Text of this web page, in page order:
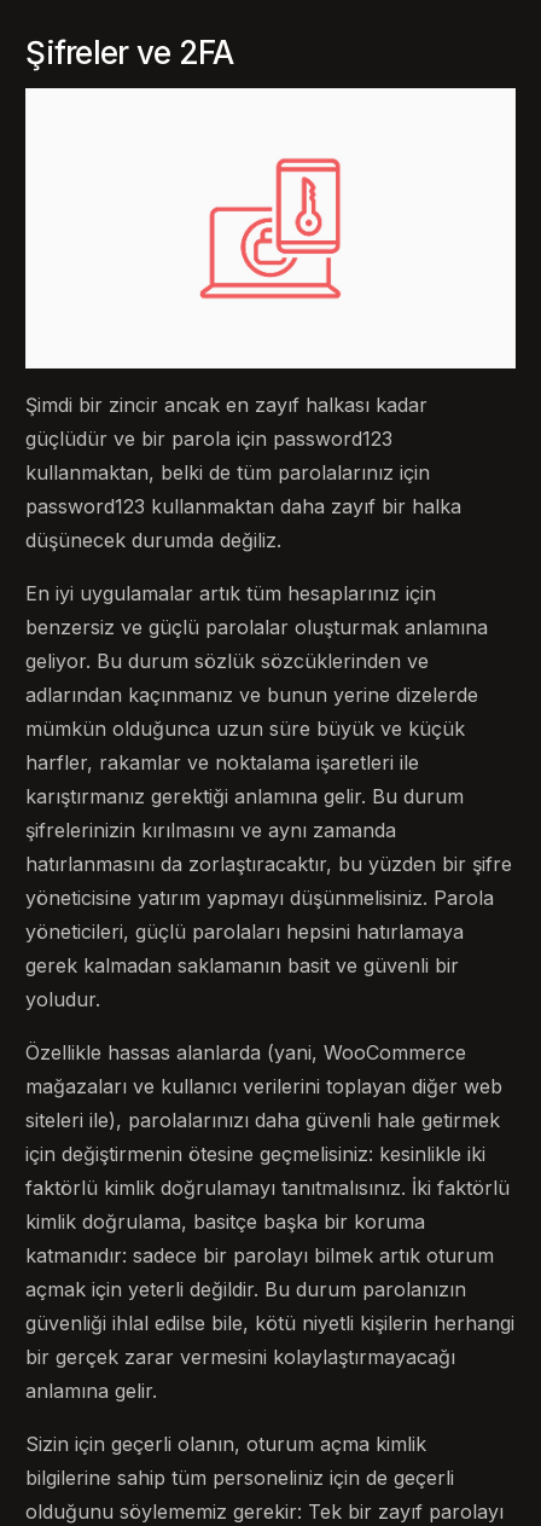
Şifreler ve 2FA
Şimdi bir zincir ancak en zayıf halkası kadar
güçlüdür ve bir parola için password123
kullanmaktan, belki de tüm parolalarınız için
password123 kullanmaktan daha zayıf bir halka
düşünecek durumda değiliz.
En iyi uygulamalar artık tüm hesaplarınız için
benzersiz ve güçlü parolalar oluşturmak anlamına
geliyor. Bu durum sözlük sözcüklerinden ve
adlarından kaçınmanız ve bunun yerine dizelerde
mümkün olduğunca uzun süre büyük ve küçük
harfler, rakamlar ve noktalama işaretleri ile
karıştırmanız gerektiği anlamına gelir. Bu durum
şifrelerinizin kırılmasını ve aynı zamanda
hatırlanmasını da zorlaştıracaktır, bu yüzden bir şifre
yöneticisine yatırım yapmayı düşünmelisiniz. Parola
yöneticileri, güçlü parolaları hepsini hatırlamaya
gerek kalmadan saklamanın basit ve güvenli bir
yoludur.
Özellikle hassas alanlarda (yani, WooCommerce
mağazaları ve kullanıcı verilerini toplayan diğer web
siteleri ile), parolalarınızı daha güvenli hale getirmek
için değiştirmenin ötesine geçmelisiniz: kesinlikle iki
faktörlü kimlik doğrulamayı tanıtmalısınız. İki faktörlü
kimlik doğrulama, basitçe başka bir koruma
katmanıdır: sadece bir parolayı bilmek artık oturum
açmak için yeterli değildir. Bu durum parolanızın
güvenliği ihlal edilse bile, kötü niyetli kişilerin herhangi
bir gerçek zarar vermesini kolaylaştırmayacağı
anlamına gelir.
Sizin için geçerli olanın, oturum açma kimlik
bilgilerine sahip tüm personeliniz için de geçerli
olduğunu söylememiz gerekir: Tek bir zayıf parolayı